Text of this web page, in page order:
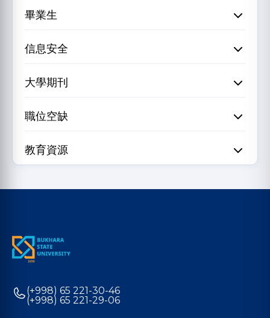
畢業生
信息安全
大學期刊
職位空缺
教育資源
(+998) 65 221-30-46
(+998) 65 221-29-06